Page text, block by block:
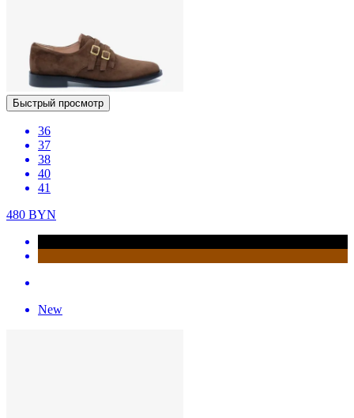
Быстрый просмотр
36
37
38
40
41
480 BYN
New